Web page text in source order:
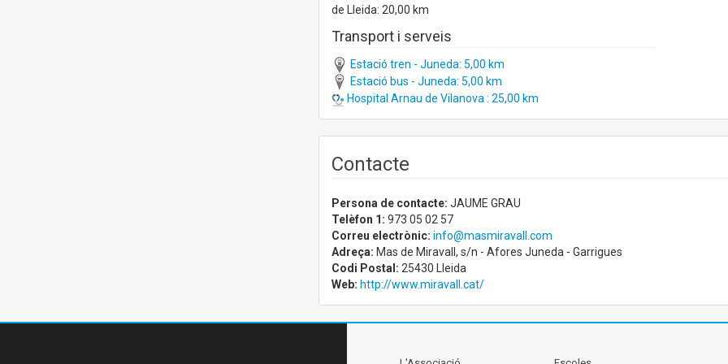
de Lleida: 20,00 km
Transport i serveis
Estació tren - Juneda: 5,00 km
Estació bus - Juneda: 5,00 km
Hospital Arnau de Vilanova : 25,00 km
Contacte
Persona de contacte: JAUME GRAU
Telèfon 1: 973 05 02 57
Correu electrònic: info@masmiravall.com
Adreça: Mas de Miravall, s/n - Afores Juneda - Garrigues
Codi Postal: 25430 Lleida
Web: http://www.miravall.cat/